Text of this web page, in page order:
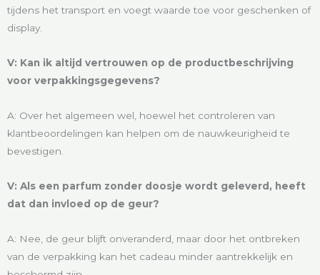
tijdens het transport en voegt waarde toe voor geschenken of
display.
V: Kan ik altijd vertrouwen op de productbeschrijving
voor verpakkingsgegevens?
A: Over het algemeen wel, hoewel het controleren van
klantbeoordelingen kan helpen om de nauwkeurigheid te
bevestigen.
V: Als een parfum zonder doosje wordt geleverd, heeft
dat dan invloed op de geur?
A: Nee, de geur blijft onveranderd, maar door het ontbreken
van de verpakking kan het cadeau minder aantrekkelijk en